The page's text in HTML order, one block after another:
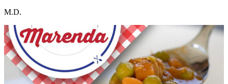
M.D.